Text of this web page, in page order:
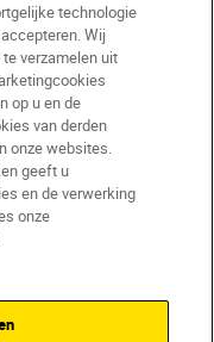
technologie
Wij
verzamelen uit
op u en de
van derden
onze websites.
geeft u
en de verwerking
onze